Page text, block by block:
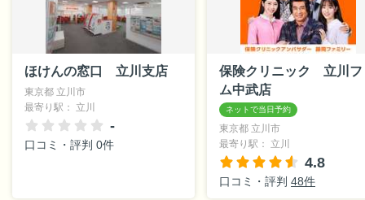
ほけんの窓口 立川支店
東京都 立川市
最寄り駅： 立川
-
口コミ・評判 0件
保険クリニック 立川フ
ム中武店
東京都 立川市
最寄り駅： 立川
4.8
口コミ・評判 48件